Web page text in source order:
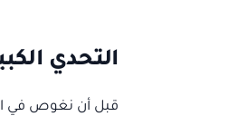
التحدي
قبل أن نغوص في